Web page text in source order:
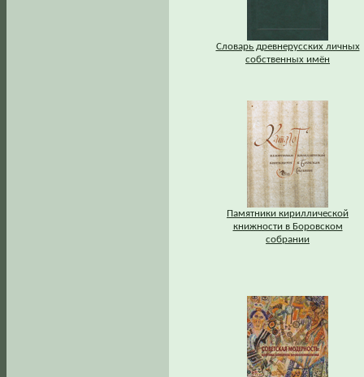
Словарь древнерусских личных
собственных имён
Памятники кириллической
книжности в Боровском
собрании